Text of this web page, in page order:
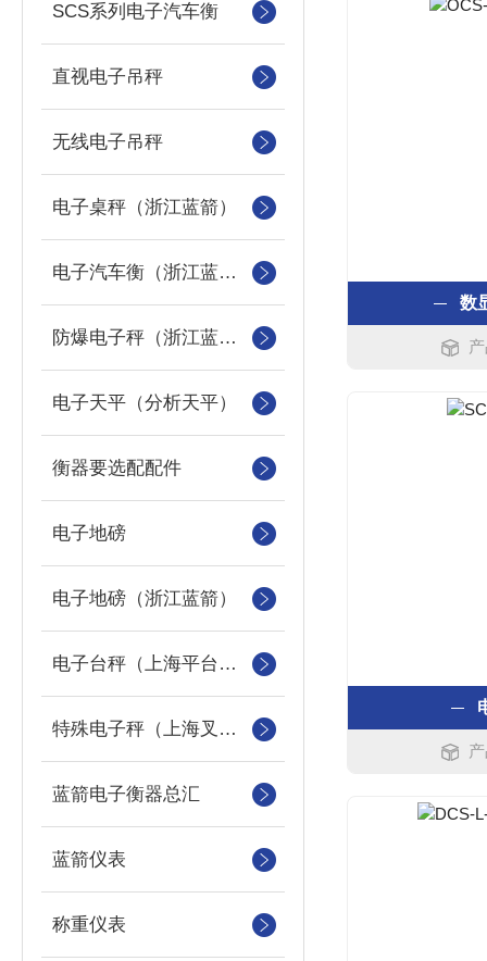
SCS系列电子汽车衡
直视电子吊秤
无线电子吊秤
电子桌秤（浙江蓝箭）
电子汽车衡（浙江蓝箭汽车衡）
防爆电子秤（浙江蓝箭防爆秤）
电子天平（分析天平）
衡器要选配配件
电子地磅
电子地磅（浙江蓝箭）
电子台秤（上海平台称）
特殊电子秤（上海叉车秤）
蓝箭电子衡器总汇
蓝箭仪表
称重仪表
数